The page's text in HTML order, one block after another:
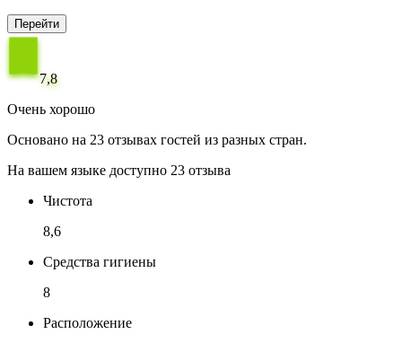
Перейти
7,8
Очень хорошо
Основано на 23 отзывах гостей из разных стран.
На вашем языке доступно 23 отзыва
Чистота
8,6
Средства гигиены
8
Расположение